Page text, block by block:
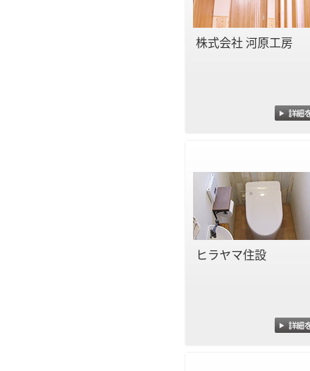
株式会社 河原工房
ヒラヤマ住設